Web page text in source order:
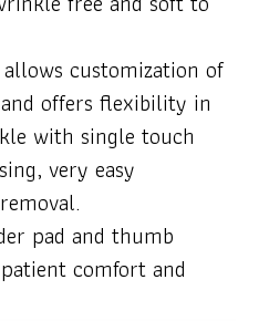
customization of
offers flexibility in
with single touch
very easy
pad and thumb
comfort and